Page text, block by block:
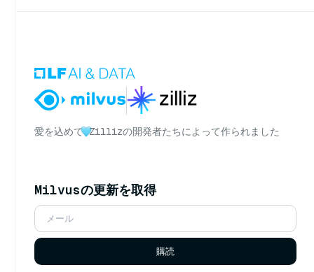
愛を込めて Zillizの開発者たちによって作られました
Milvusの更新を取得
購読